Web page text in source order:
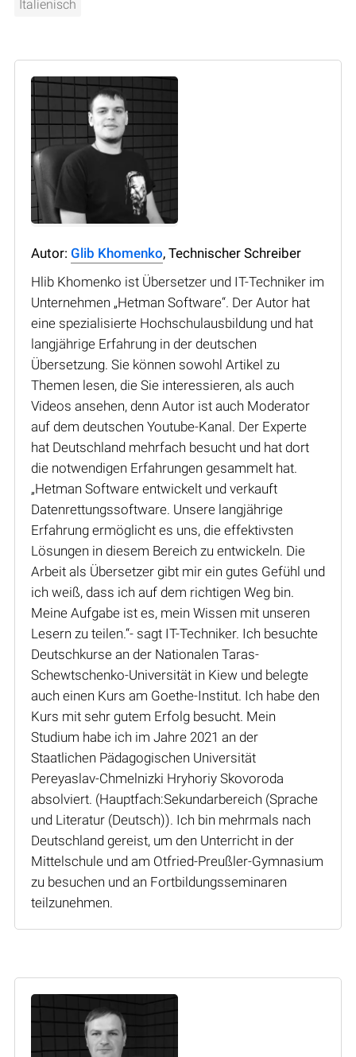
Italienisch
Autor: Glib Khomenko, Technischer Schreiber
Hlib Khomenko ist Übersetzer und IT-Techniker im
Unternehmen „Hetman Software“. Der Autor hat
eine spezialisierte Hochschulausbildung und hat
langjährige Erfahrung in der deutschen
Übersetzung. Sie können sowohl Artikel zu
Themen lesen, die Sie interessieren, als auch
Videos ansehen, denn Autor ist auch Moderator
auf dem deutschen Youtube-Kanal. Der Experte
hat Deutschland mehrfach besucht und hat dort
die notwendigen Erfahrungen gesammelt hat.
„Hetman Software entwickelt und verkauft
Datenrettungssoftware. Unsere langjährige
Erfahrung ermöglicht es uns, die effektivsten
Lösungen in diesem Bereich zu entwickeln. Die
Arbeit als Übersetzer gibt mir ein gutes Gefühl und
ich weiß, dass ich auf dem richtigen Weg bin.
Meine Aufgabe ist es, mein Wissen mit unseren
Lesern zu teilen.“- sagt IT-Techniker. Ich besuchte
Deutschkurse an der Nationalen Taras-
Schewtschenko-Universität in Kiew und belegte
auch einen Kurs am Goethe-Institut. Ich habe den
Kurs mit sehr gutem Erfolg besucht. Mein
Studium habe ich im Jahre 2021 an der
Staatlichen Pädagogischen Universität
Pereyaslav-Chmelnizki Hryhoriy Skovoroda
absolviert. (Hauptfach:Sekundarbereich (Sprache
und Literatur (Deutsch)). Ich bin mehrmals nach
Deutschland gereist, um den Unterricht in der
Mittelschule und am Otfried-Preußler-Gymnasium
zu besuchen und an Fortbildungsseminaren
teilzunehmen.